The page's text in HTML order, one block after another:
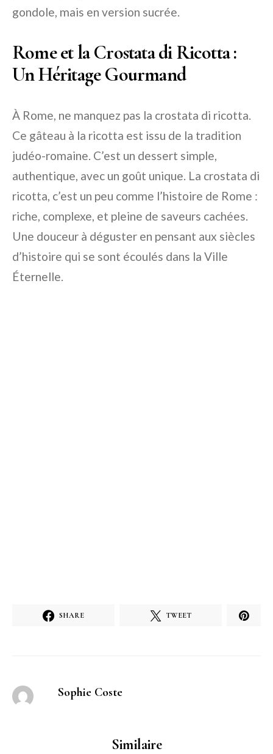
gondole, mais en version sucrée.
Rome et la Crostata di Ricotta :
Un Héritage Gourmand
À Rome, ne manquez pas la crostata di ricotta.
Ce gâteau à la ricotta est issu de la tradition
judéo-romaine. C’est un dessert simple,
authentique, avec un goût unique. La crostata di
ricotta, c’est un peu comme l’histoire de Rome :
riche, complexe, et pleine de saveurs cachées.
Une douceur à déguster en pensant aux siècles
d’histoire qui se sont écoulés dans la Ville
Éternelle.
SHARE TWEET
Sophie Coste
Similaire